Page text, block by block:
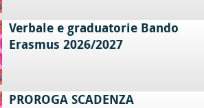
Verbale e graduatorie Bando
Erasmus 2026/2027
PROROGA SCADENZA